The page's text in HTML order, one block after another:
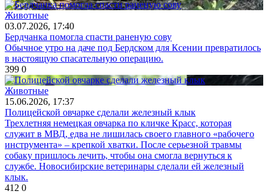
Животные
03.07.2026, 17:40
Бердчанка помогла спасти раненую сову
Обычное утро на даче под Бердском для Ксении превратилось
в настоящую спасательную операцию.
399 0
Животные
15.06.2026, 17:37
Полицейской овчарке сделали железный клык
Трехлетняя немецкая овчарка по кличке Красс, которая
служит в МВД, едва не лишилась своего главного «рабочего
инструмента» – крепкой хватки. После серьезной травмы
собаку пришлось лечить, чтобы она смогла вернуться к
службе. Новосибирские ветеринары сделали ей железный
клык.
412 0